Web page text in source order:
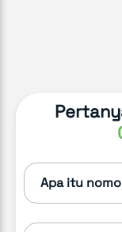
Apa itu